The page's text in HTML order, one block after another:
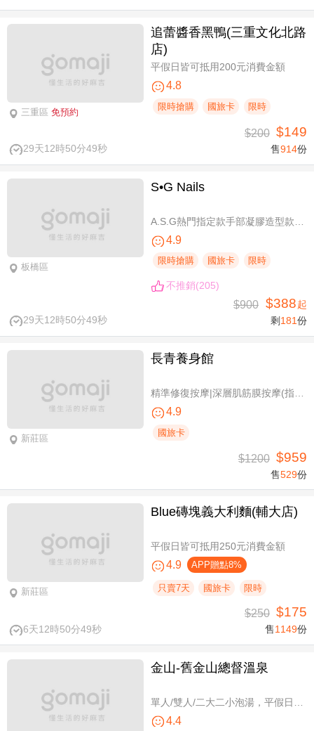
三重區 免預約
追蕾醬香黑鴨(三重文化北路
店)
平假日皆可抵用200元消費金額
4.8
限時搶購 國旅卡 限時
29天12時50分48秒
$200 $149
售914份
板橋區
S•G Nails
4.9
限時搶購 國旅卡 限時
不推銷(205)
29天12時50分48秒
$900 $388起
剩 181份
新莊區
長青養身館
4.9
國旅卡
$1200 $959
售529份
新莊區
Blue磚塊義大利麵(輔大店)
平假日皆可抵用250元消費金額
4.9 APP贈點8%
只賣7天 國旅卡 限時
6天12時50分48秒
$250 $175
售1149份
金山-舊金山總督溫泉
4.4